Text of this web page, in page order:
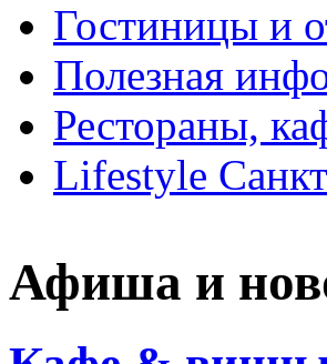
Гостиницы и
Полезная
Рестораны,
Lifestyle
Афиша и